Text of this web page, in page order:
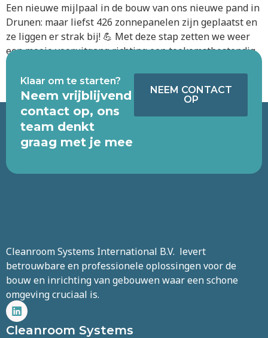
Een nieuwe mijlpaal in de bouw van ons nieuwe pand in
Drunen: maar liefst 426 zonnepanelen zijn geplaatst en
ze liggen er strak bij! 💪 Met deze stap zetten we weer
een mooie vooruitgang richting een toekomstbestendig
en duurzaam onderkomen. Het dak is veranderd van een
functioneel onderdeel naar een actief element in onze
duurzame […]
Volgende
Klaar om te starten?
Neem vrijblijvend
contact op, ons
team denkt
graag met je mee
NEEM CONTACT
OP
Cleanroom Systems International B.V. levert
betrouwbare en professionele oplossingen voor de
bouw en inrichting van gebouwen waar een schone
omgeving cruciaal is.
Cleanroom Systems